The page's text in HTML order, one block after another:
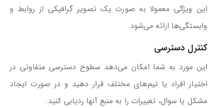
این ویژگی معمولا به صورت یک تصویر گرافیکی از روابط و
وابستگی‌ها ارائه می‌شود.
کنترل دسترسی
این مورد به شما امکان می‌دهد سطوح دسترسی متفاوتی در
اختیار افراد یا تیم‌های مختلف قرار دهید و در صورت ایجاد
مشکل یا سوال، تغییرات را به منبع آنها ردیابی کنید.